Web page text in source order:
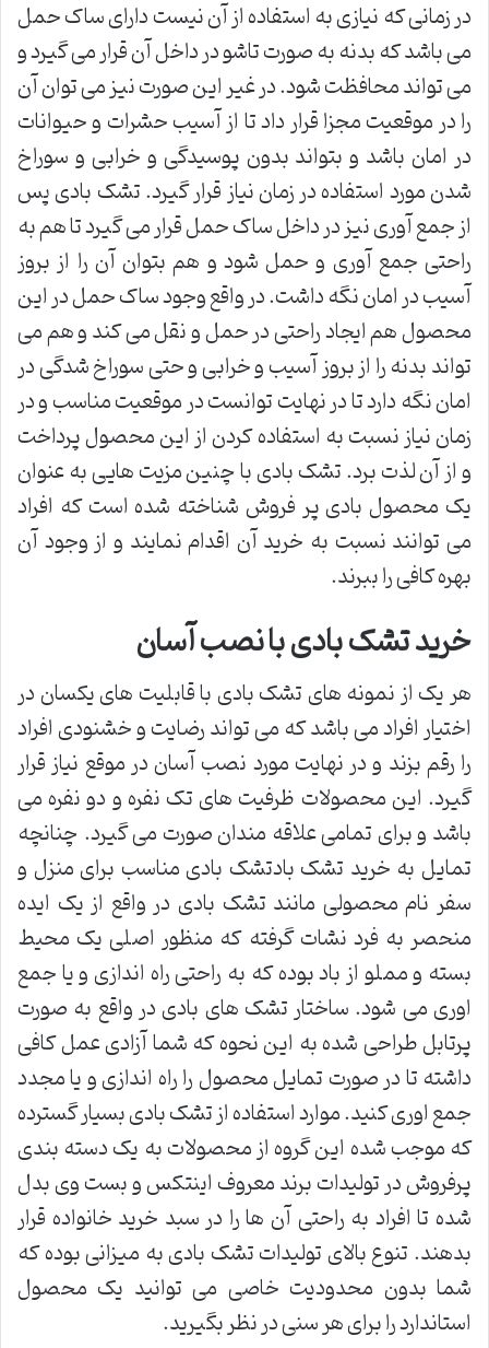
در زمانی که نیازی به استفاده از آن نیست دارای ساک حمل
می باشد که بدنه به صورت تاشو در داخل آن قرار می گیرد و
می تواند محافظت شود. در غیر این صورت نیز می توان آن
را در موقعیت مجزا قرار داد تا از آسیب حشرات و حیوانات
در امان باشد و بتواند بدون پوسیدگی و خرابی و سوراخ
شدن مورد استفاده در زمان نیاز قرار گیرد. تشک بادی پس
از جمع آوری نیز در داخل ساک حمل قرار می گیرد تا هم به
راحتی جمع آوری و حمل شود و هم بتوان آن را از بروز
آسیب در امان نگه داشت. در واقع وجود ساک حمل در این
محصول هم ایجاد راحتی در حمل و نقل می کند و هم می
تواند بدنه را از بروز آسیب و خرابی و حتی سوراخ شدگی در
امان نگه دارد تا در نهایت توانست در موقعیت مناسب و در
زمان نیاز نسبت به استفاده کردن از این محصول پرداخت
و از آن لذت برد. تشک بادی با چنین مزیت هایی به عنوان
یک محصول بادی پر فروش شناخته شده است که افراد
می توانند نسبت به خرید آن اقدام نمایند و از وجود آن
بهره کافی را ببرند.
خرید تشک بادی با نصب آسان
هر یک از نمونه های تشک بادی با قابلیت های یکسان در
اختیار افراد می باشد که می تواند رضایت و خشنودی افراد
را رقم بزند و در نهایت مورد نصب آسان در موقع نیاز قرار
گیرد. این محصولات ظرفیت های تک نفره و دو نفره می
باشد و برای تمامی علاقه مندان صورت می گیرد. چنانچه
تمایل به خرید تشک بادتشک بادی مناسب برای منزل و
سفر نام محصولی مانند تشک بادی در واقع از یک ایده
منحصر به فرد نشات گرفته که منظور اصلی یک محیط
بسته و مملو از باد بوده که به راحتی راه اندازی و یا جمع
اوری می شود. ساختار تشک های بادی در واقع به صورت
پرتابل طراحی شده به این نحوه که شما آزادی عمل کافی
داشته تا در صورت تمایل محصول را راه اندازی و یا مجدد
جمع اوری کنید. موارد استفاده از تشک بادی بسیار گسترده
که موجب شده این گروه از محصولات به یک دسته بندی
پرفروش در تولیدات برند معروف اینتکس و بست وی بدل
شده تا افراد به راحتی آن ها را در سبد خرید خانواده قرار
بدهند. تنوع بالای تولیدات تشک بادی به میزانی بوده که
شما بدون محدودیت خاصی می توانید یک محصول
استاندارد را برای هر سنی در نظر بگیرید.